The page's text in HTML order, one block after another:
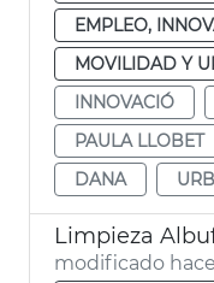
EMPLEO,
MOVILIDAD Y
INNOVACIÓ
PAULA LLOBET
DANA
modificado